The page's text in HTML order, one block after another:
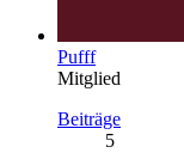
Pufff
Mitglied
Beiträge
5